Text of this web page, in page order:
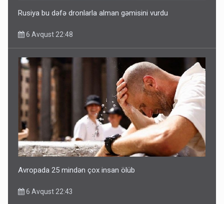
Rusiya bu dəfə dronlarla alman gəmisini vurdu
6 Avqust 22:48
Avropada 25 mindən çox insan ölüb
6 Avqust 22:43